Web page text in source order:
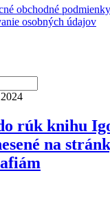
obchodné podmienky
osobných údajov
rúk knihu
na